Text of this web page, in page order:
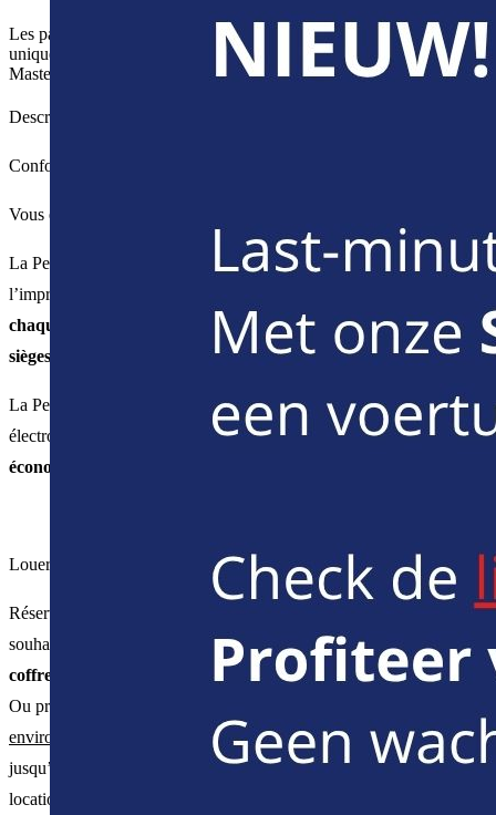
Les paiements en cash ne sont pas autorisés , nous acceptons
uniquement les paiements par carte bancaire (Bancontact, Visa,
Mastercard).
Description
Confortablement en vacances à 7 (selon la disponibilité)
Vous envisagez un voyage à 7 en voiture ?
La Peugeot 5008 est idéale pour vous ! Vous n’avez pas
l’impression de rouler avec un minibus grâce au
chaque passager bénéficie
. En plus, les3 rangées de
sièges facilitent le voyage à 7.
La Peugeot 5008 a une finition de qualité et un frein à main
électronique. En d’autres termes unevoiture dynamique &
économique
Louer cette voiture spacieuse?
Réservez-la en ligne par le biais du formulaire à gauche. Vous
souhaitez des options supplémentaires telles qu’un GPS ou un
coffre à skis
? Vous pouvez les sélectionner lors de la réservation.
Ou prenez contact avec
environs
. Vous pouvez louer cette voiture à partir de 1 journée
jusqu’à 2 années. De plus, il est possible de rendre votre voiture de
location dans une agence différente de celle de départ.